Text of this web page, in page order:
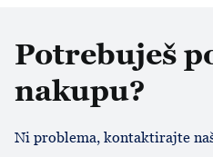
Potrebuješ
nakupu?
Ni problema, kontaktirajte